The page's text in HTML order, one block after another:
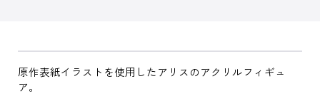
原作表紙イラストを使用したアリスのアクリルフィギュ
ア。